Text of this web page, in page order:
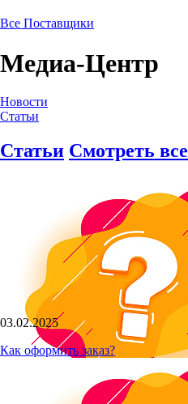
Все Поставщики
Медиа-Центр
Новости
Статьи
Статьи Смотреть все
03.02.2025
Как оформить заказ?